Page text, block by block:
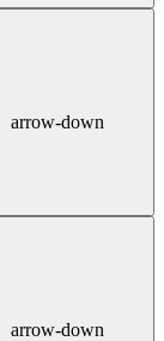
arrow-down
arrow-down